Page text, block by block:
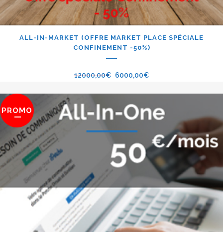
ALL-IN-MARKET (OFFRE MARKET PLACE SPÉCIALE
CONFINEMENT -50%)
12000,00€ 6000,00€
PROMO